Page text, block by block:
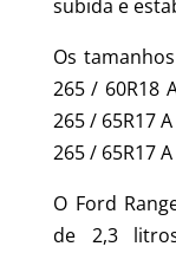
subida e
Os
265 / 60R18
265 / 65R17
265 / 65R17
O Ford
de 2,3